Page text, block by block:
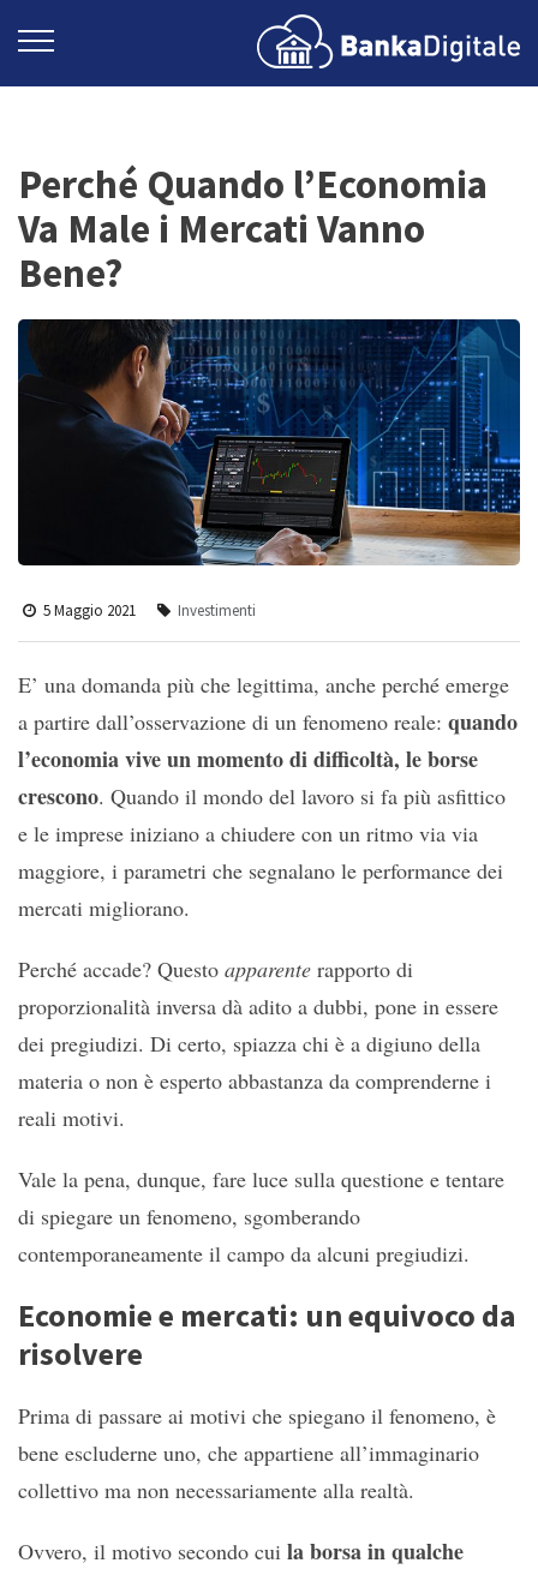
Perché Quando l’Economia
Va Male i Mercati Vanno
Bene?
5 Maggio 2021 Investimenti
E’ una domanda più che legittima, anche perché emerge
a partire dall’osservazione di un fenomeno reale: quando
l’economia vive un momento di difficoltà, le borse
crescono. Quando il mondo del lavoro si fa più asfittico
e le imprese iniziano a chiudere con un ritmo via via
maggiore, i parametri che segnalano le performance dei
mercati migliorano.
Perché accade? Questo apparente rapporto di
proporzionalità inversa dà adito a dubbi, pone in essere
dei pregiudizi. Di certo, spiazza chi è a digiuno della
materia o non è esperto abbastanza da comprenderne i
reali motivi.
Vale la pena, dunque, fare luce sulla questione e tentare
di spiegare un fenomeno, sgomberando
contemporaneamente il campo da alcuni pregiudizi.
Economie e mercati: un equivoco da
risolvere
Prima di passare ai motivi che spiegano il fenomeno, è
bene escluderne uno, che appartiene all’immaginario
collettivo ma non necessariamente alla realtà.
Ovvero, il motivo secondo cui la borsa in qualche